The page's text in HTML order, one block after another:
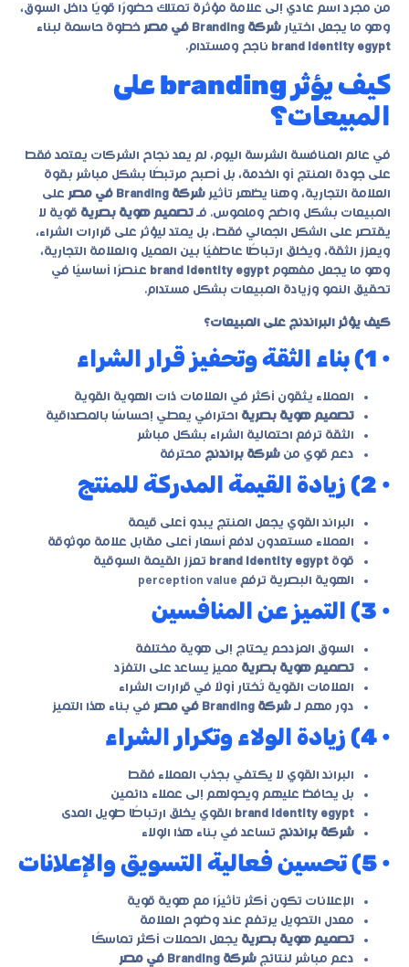
من مجرد اسم عادي إلى علامة مؤثرة تمتلك حضورًا قويًا داخل السوق،
وهو ما يجعل اختيار شركة Branding في مصر
خطوة حاسمة لبناء
brand identity egypt ناجح ومستدام.
كيف يؤثر branding على
المبيعات؟
في عالم المنافسة الشرسة اليوم، لم يعد نجاح الشركات يعتمد فقط
على جودة المنتج أو الخدمة، بل أصبح مرتبطًا بشكل مباشر بقوة
العلامة التجارية، وهنا يظهر تأثير شركة Branding في مصر
على
المبيعات بشكل واضح وملموس. فـ تصميم هوية بصرية قوية لا
يقتصر على الشكل الجمالي فقط، بل يمتد ليؤثر على قرارات الشراء،
ويعزز الثقة، ويخلق ارتباطًا عاطفيًا بين العميل والعلامة التجارية،
وهو ما يجعل مفهوم brand identity egypt عنصرًا أساسيًا في
تحقيق النمو وزيادة المبيعات بشكل مستدام.
كيف يؤثر البراندنج على المبيعات؟
• 1) بناء الثقة وتحفيز قرار الشراء
العملاء يثقون أكثر في العلامات ذات الهوية القوية
تصميم هوية بصرية احترافي يعطي إحساسًا بالمصداقية
الثقة ترفع احتمالية الشراء بشكل مباشر
دعم قوي من شركة براندنج محترفة
• 2) زيادة القيمة المدركة للمنتج
البراند القوي يجعل المنتج يبدو أعلى قيمة
العملاء مستعدون لدفع أسعار أعلى مقابل علامة موثوقة
قوة brand identity egypt تعزز القيمة السوقية
الهوية البصرية ترفع perception value
• 3) التميز عن المنافسين
السوق المزدحم يحتاج إلى هوية مختلفة
تصميم هوية بصرية مميز يساعد على التفرّد
العلامات القوية تُختار أولًا في قرارات الشراء
دور مهم لـ شركة Branding في مصر في بناء هذا التميز
• 4) زيادة الولاء وتكرار الشراء
البراند القوي لا يكتفي بجذب العملاء فقط
بل يحافظ عليهم ويحولهم إلى عملاء دائمين
brand identity egypt القوي يخلق ارتباطًا طويل المدى
شركة براندنج تساعد في بناء هذا الولاء
• 5) تحسين فعالية التسويق والإعلانات
الإعلانات تكون أكثر تأثيرًا مع هوية قوية
معدل التحويل يرتفع عند وضوح العلامة
تصميم هوية بصرية يجعل الحملات أكثر تماسكًا
دعم مباشر لنتائج شركة Branding في مصر